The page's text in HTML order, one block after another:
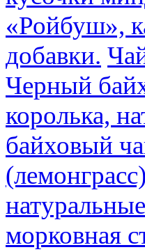
«Ройбуш»,
добавки.
Черный
королька,
байховый
морковная